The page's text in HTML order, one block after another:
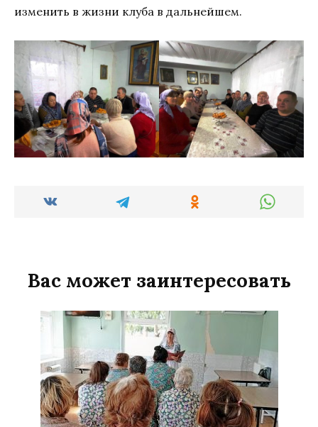
изменить в жизни клуба в дальнейшем.
Вас может заинтересовать